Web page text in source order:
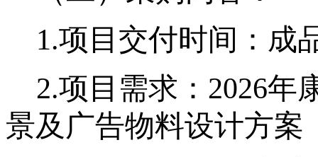
1.项目交付时间：成
2.项目需求：2026年
景及广告物料设计方案